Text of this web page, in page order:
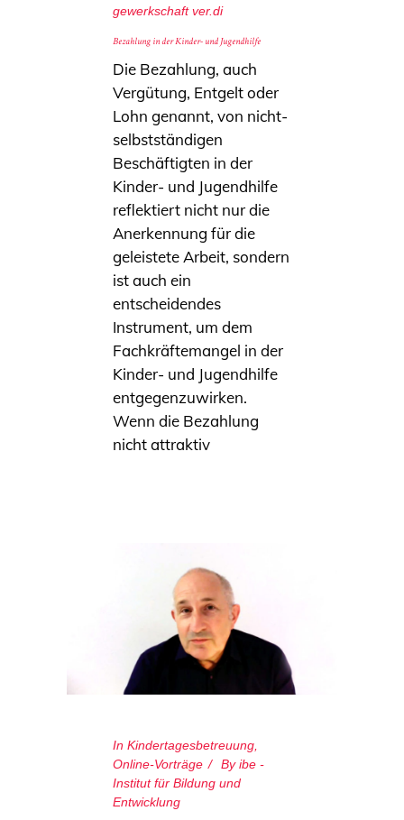
gewerkschaft ver.di
Bezahlung in der Kinder- und Jugendhilfe
Die Bezahlung, auch
Vergütung, Entgelt oder
Lohn genannt, von nicht-
selbstständigen
Beschäftigten in der
Kinder- und Jugendhilfe
reflektiert nicht nur die
Anerkennung für die
geleistete Arbeit, sondern
ist auch ein
entscheidendes
Instrument, um dem
Fachkräftemangel in der
Kinder- und Jugendhilfe
entgegenzuwirken.
Wenn die Bezahlung
nicht attraktiv
In Kindertagesbetreuung,
Online-Vorträge
By ibe -
Institut für Bildung und
Entwicklung